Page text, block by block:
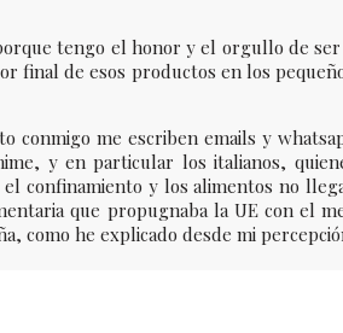
tengo el honor y el orgullo de
final de esos productos en los
conmigo me escriben emails y
y en particular los italianos,
confinamiento y los alimentos no
que propugnaba la UE con el
como he explicado desde mi